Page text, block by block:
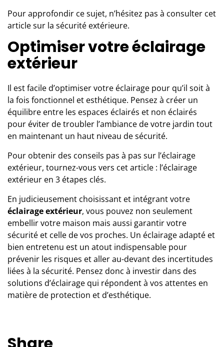
Pour approfondir ce sujet, n’hésitez pas à consulter cet
article sur la sécurité extérieure.
Optimiser votre éclairage
extérieur
Il est facile d’optimiser votre éclairage pour qu’il soit à
la fois fonctionnel et esthétique. Pensez à créer un
équilibre entre les espaces éclairés et non éclairés
pour éviter de troubler l’ambiance de votre jardin tout
en maintenant un haut niveau de sécurité.
Pour obtenir des conseils pas à pas sur l’éclairage
extérieur, tournez-vous vers cet article : l’éclairage
extérieur en 3 étapes clés.
En judicieusement choisissant et intégrant votre
éclairage extérieur, vous pouvez non seulement
embellir votre maison mais aussi garantir votre
sécurité et celle de vos proches. Un éclairage adapté et
bien entretenu est un atout indispensable pour
prévenir les risques et aller au-devant des incertitudes
liées à la sécurité. Pensez donc à investir dans des
solutions d’éclairage qui répondent à vos attentes en
matière de protection et d’esthétique.